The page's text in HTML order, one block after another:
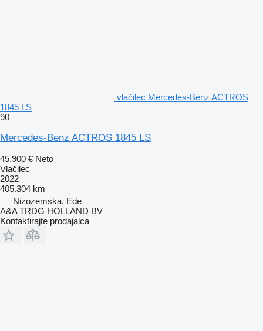
vlačilec Mercedes-Benz ACTROS
1845 LS
90
Mercedes-Benz ACTROS 1845 LS
45.900 € Neto
Vlačilec
2022
405.304 km
Nizozemska, Ede
A&A TRDG HOLLAND BV
Kontaktirajte prodajalca